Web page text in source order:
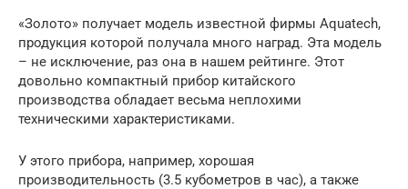
«Золото» получает модель известной фирмы Aquatech,
продукция которой получала много наград. Эта модель
– не исключение, раз она в нашем рейтинге. Этот
довольно компактный прибор китайского
производства обладает весьма неплохими
техническими характеристиками.
У этого прибора, например, хорошая
производительность (3.5 кубометров в час), а также